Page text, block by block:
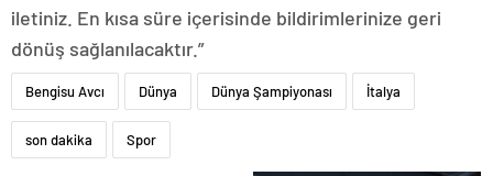
iletiniz. En kısa süre içerisinde bildirimlerinize geri
dönüş sağlanılacaktır.”
Bengisu Avcı Dünya Dünya Şampiyonası İtalya
son dakika Spor